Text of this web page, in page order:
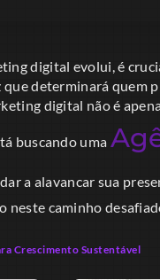
digital evolui, é
que determinará quem
digital não é
buscando uma
a alavancar sua
neste caminho
Crescimento Sustentável